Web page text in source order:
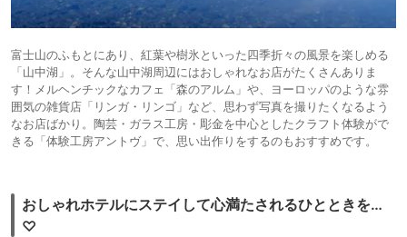
富士山のふもとにあり、紅葉や樹氷といった四季折々の風景を楽しめる
「山中湖」。そんな山中湖周辺にはおしゃれなお店がたくさんありま
す！メルヘンチックなカフェ「森のアルム」や、ヨーロッパのような雰
囲気の雑貨店「リンガ・リンゴ」など、思わず写真を撮りたくなるよう
なお店ばかり。陶芸・ガラス工房・彫金を中心としたクラフト体験がで
きる「体験工房アントヴ」で、思い出作りをするのもおすすめです。
おしゃれホテルにステイして心満たされるひとときを…
♡